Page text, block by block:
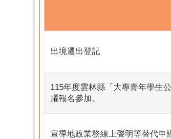
出境遷出登記
115年度雲林縣「大專青年學生
躍報名參加。
宣導地政業務線上聲明等替代申